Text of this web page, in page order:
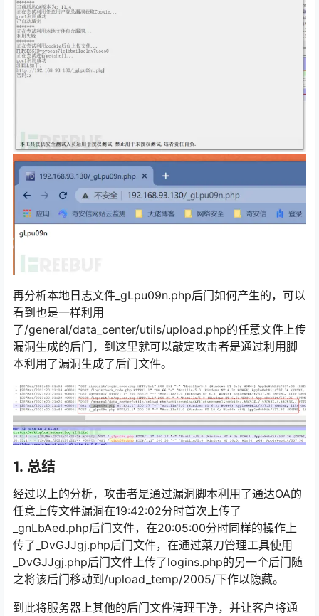
再分析本地日志文件_gLpu09n.php后门如何产生的，可以
看到也是一样利用
了/general/data_center/utils/upload.php的任意文件上传
漏洞生成的后门，到这里就可以敲定攻击者是通过利用脚
本利用了漏洞生成了后门文件。
1. 总结
经过以上的分析，攻击者是通过漏洞脚本利用了通达OA的
任意上传文件漏洞在19:42:02分时首次上传了
_gnLbAed.php后门文件，在20:05:00分时同样的操作上
传了_DvGJJgj.php后门文件，在通过菜刀管理工具使用
_DvGJJgj.php后门文件上传了logins.php的另一个后门随
之将该后门移动到/upload_temp/2005/下作以隐藏。
到此将服务器上其他的后门文件清理干净，并让客户将通